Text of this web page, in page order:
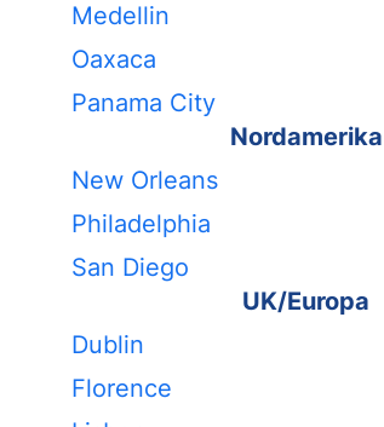
Medellin
Oaxaca
Panama City
Nordamerika
New Orleans
Philadelphia
San Diego
UK/Europa
Dublin
Florence